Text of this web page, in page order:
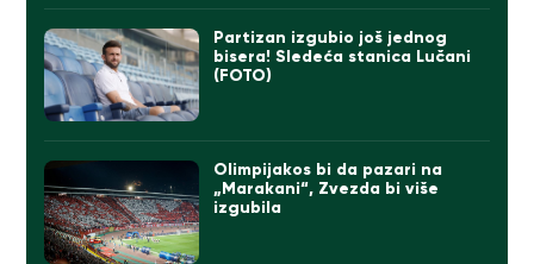
Partizan izgubio još jednog
bisera! Sledeća stanica Lučani
(FOTO)
Olimpijakos bi da pazari na
„Marakani“, Zvezda bi više
izgubila